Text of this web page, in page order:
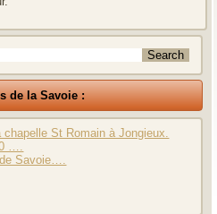
de la Savoie :
St Romain à Jongieux.
….
Savoie….